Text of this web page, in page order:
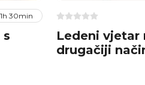
1h 30min
Ledeni vjetar
drugačiji